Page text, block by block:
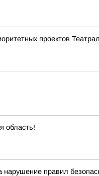
проектов
область!
нарушение правил